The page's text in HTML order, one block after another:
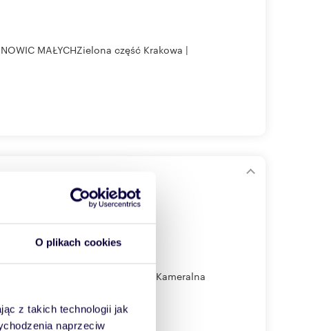
O plikach cookies
z takich technologii jak
naprzeciw
MAŁYCHZielona część Krakowa |
otoczenie przy Parku Tetmajera | Kameralna